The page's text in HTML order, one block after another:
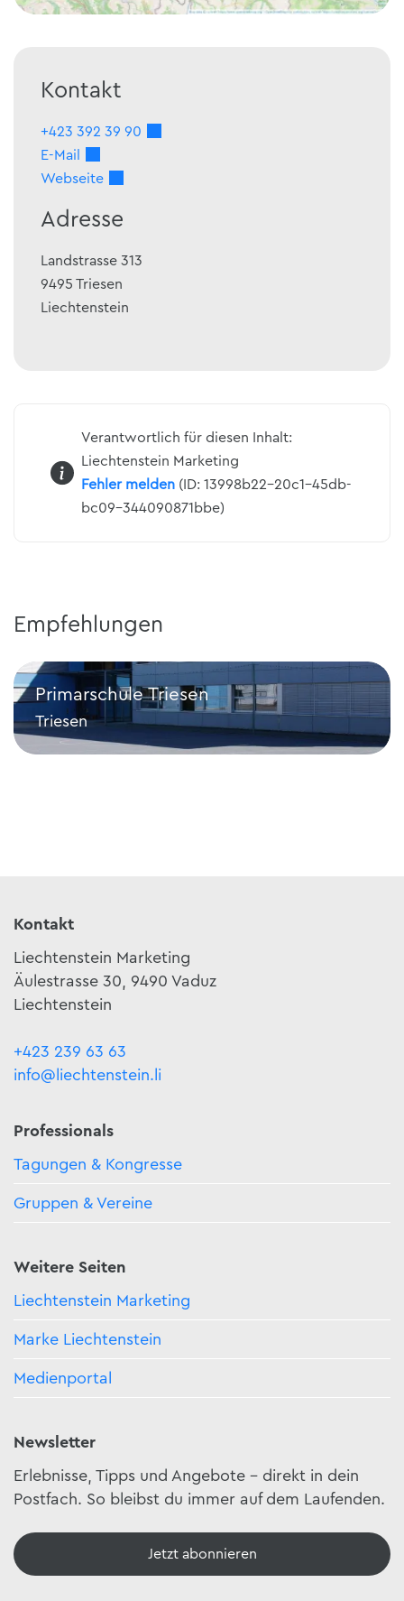
Kontakt
+423 392 39 90
E-Mail
Webseite
Adresse
Landstrasse 313
9495 Triesen
Liechtenstein
Verantwortlich für diesen Inhalt:
Liechtenstein Marketing
Fehler melden (ID: 13998b22-20c1-45db-
bc09-344090871bbe)
Empfehlungen
Primarschule Triesen
Triesen
Primarschule Triesen
Kontakt
Liechtenstein Marketing
Äulestrasse 30, 9490 Vaduz
Liechtenstein
+423 239 63 63
info@liechtenstein.li
Professionals
Tagungen & Kongresse
Gruppen & Vereine
Weitere Seiten
Liechtenstein Marketing
Marke Liechtenstein
Medienportal
Newsletter
Erlebnisse, Tipps und Angebote – direkt in dein
Postfach. So bleibst du immer auf dem Laufenden.
Jetzt abonnieren